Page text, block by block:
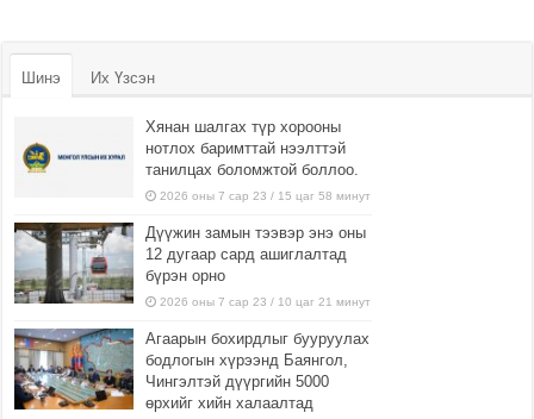
Шинэ Их Үзсэн
Хянан шалгах түр хорооны
нотлох баримттай нээлттэй
танилцах боломжтой боллоо.
2026 оны 7 сар 23 / 15 цаг 58 минут
Дүүжин замын тээвэр энэ оны
12 дугаар сард ашиглалтад
бүрэн орно
2026 оны 7 сар 23 / 10 цаг 21 минут
Агаарын бохирдлыг бууруулах
бодлогын хүрээнд Баянгол,
Чингэлтэй дүүргийн 5000
өрхийг хийн халаалтад